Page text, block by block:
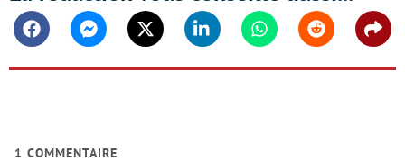
FacebookMessengerTwitter Linkedin WhatsappReddit
1 COMMENTAIRE